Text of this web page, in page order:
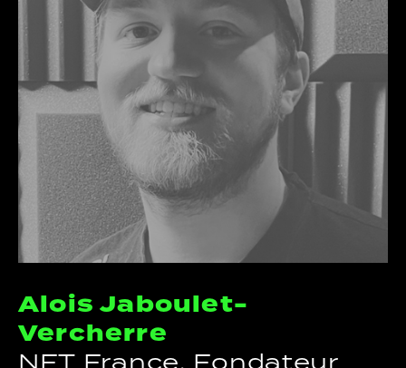
Alois Jaboulet-
Vercherre
NFT France, Fondateur